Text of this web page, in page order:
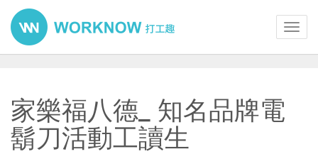
家樂福八德_ 知名品牌電
鬍刀活動工讀生